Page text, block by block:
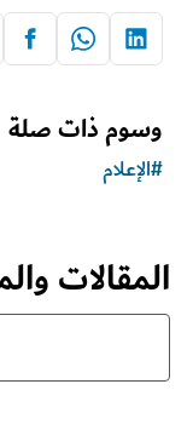
وسوم ذات صلة
#الإعلام
المقالات